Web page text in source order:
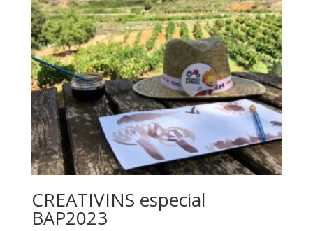
CREATIVINS especial
BAP2023